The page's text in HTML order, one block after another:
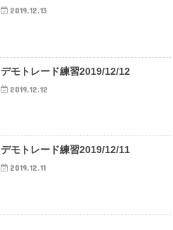
2019.12.13
デモトレード練習2019/12/12
2019.12.12
デモトレード練習2019/12/11
2019.12.11